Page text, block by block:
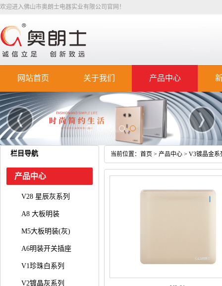
欢迎进入佛山市奥朗士电器实业有限公司官网！
网站首页 关于我们 产品中心
栏目导航
产品中心
V28 星辰灰系列
A8 大板明装
M5大板明装(灰)
A6明装开关插座
V1珍珠白系列
V2镀晶灰系列
当前位置： 首页 > 产品中心 > V3镀晶金系